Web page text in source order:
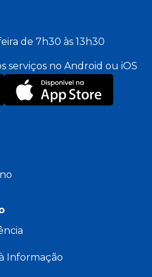
de 7h30 às 13h30
serviços no Android ou iOS
Informação